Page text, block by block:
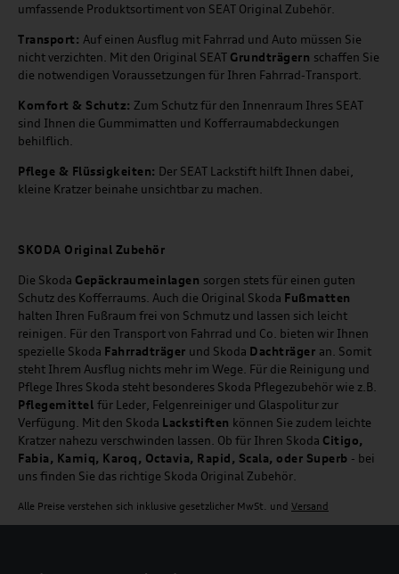
umfassende Produktsortiment von SEAT Original Zubehör.
Transport: Auf einen Ausflug mit Fahrrad und Auto müssen Sie
nicht verzichten. Mit den Original SEAT Grundträgern schaffen Sie
die notwendigen Voraussetzungen für Ihren Fahrrad-Transport.
Komfort & Schutz: Zum Schutz für den Innenraum Ihres SEAT
sind Ihnen die Gummimatten und Kofferraumabdeckungen
behilflich.
Pflege & Flüssigkeiten: Der SEAT Lackstift hilft Ihnen dabei,
kleine Kratzer beinahe unsichtbar zu machen.
SKODA Original Zubehör
Die Skoda Gepäckraumeinlagen sorgen stets für einen guten
Schutz des Kofferraums. Auch die Original Skoda Fußmatten
halten Ihren Fußraum frei von Schmutz und lassen sich leicht
reinigen. Für den Transport von Fahrrad und Co. bieten wir Ihnen
spezielle Skoda Fahrradträger und Skoda Dachträger an. Somit
steht Ihrem Ausflug nichts mehr im Wege. Für die Reinigung und
Pflege Ihres Skoda steht besonderes Skoda Pflegezubehör wie z.B.
Pflegemittel für Leder, Felgenreiniger und Glaspolitur zur
Verfügung. Mit den Skoda Lackstiften können Sie zudem leichte
Kratzer nahezu verschwinden lassen. Ob für Ihren Skoda Citigo,
Fabia, Kamiq, Karoq, Octavia, Rapid, Scala, oder Superb - bei
uns finden Sie das richtige Skoda Original Zubehör.
Alle Preise verstehen sich inklusive gesetzlicher MwSt. und Versand